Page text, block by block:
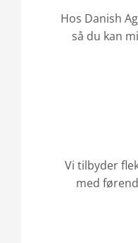
Hos Danish
så du kan
Vi tilbyder
med